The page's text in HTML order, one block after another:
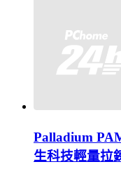
Palladium
生科技輕量拉